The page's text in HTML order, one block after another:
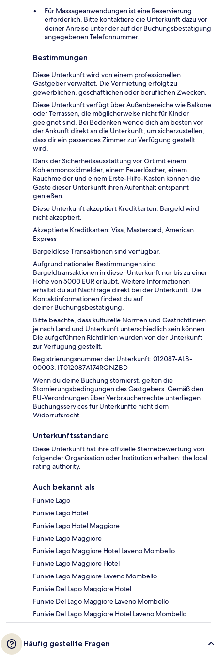
Für Massageanwendungen ist eine Reservierung
erforderlich. Bitte kontaktiere die Unterkunft dazu vor
deiner Anreise unter der auf der Buchungsbestätigung
angegebenen Telefonnummer.
Bestimmungen
Diese Unterkunft wird von einem professionellen
Gastgeber verwaltet. Die Vermietung erfolgt zu
gewerblichen, geschäftlichen oder beruflichen Zwecken.
Diese Unterkunft verfügt über Außenbereiche wie Balkone
oder Terrassen, die möglicherweise nicht für Kinder
geeignet sind. Bei Bedenken wende dich am besten vor
der Ankunft direkt an die Unterkunft, um sicherzustellen,
dass dir ein passendes Zimmer zur Verfügung gestellt
wird.
Dank der Sicherheitsausstattung vor Ort mit einem
Kohlenmonoxidmelder, einem Feuerlöscher, einem
Rauchmelder und einem Erste-Hilfe-Kasten können die
Gäste dieser Unterkunft ihren Aufenthalt entspannt
genießen.
Diese Unterkunft akzeptiert Kreditkarten. Bargeld wird
nicht akzeptiert.
Akzeptierte Kreditkarten: Visa, Mastercard, American
Express
Bargeldlose Transaktionen sind verfügbar.
Aufgrund nationaler Bestimmungen sind
Bargeldtransaktionen in dieser Unterkunft nur bis zu einer
Höhe von 5000 EUR erlaubt. Weitere Informationen
erhältst du auf Nachfrage direkt bei der Unterkunft. Die
Kontaktinformationen findest du auf
deiner Buchungsbestätigung.
Bitte beachte, dass kulturelle Normen und Gastrichtlinien
je nach Land und Unterkunft unterschiedlich sein können.
Die aufgeführten Richtlinien wurden von der Unterkunft
zur Verfügung gestellt.
Registrierungsnummer der Unterkunft: 012087-ALB-
00003, IT012087A174RQNZBD
Wenn du deine Buchung stornierst, gelten die
Stornierungsbedingungen des Gastgebers. Gemäß den
EU-Verordnungen über Verbraucherrechte unterliegen
Buchungsservices für Unterkünfte nicht dem
Widerrufsrecht.
Unterkunftsstandard
Diese Unterkunft hat ihre offizielle Sternebewertung von
folgender Organisation oder Institution erhalten: the local
rating authority.
Auch bekannt als
Funivie Lago
Funivie Lago Hotel
Funivie Lago Hotel Maggiore
Funivie Lago Maggiore
Funivie Lago Maggiore Hotel Laveno Mombello
Funivie Lago Maggiore Hotel
Funivie Lago Maggiore Laveno Mombello
Funivie Del Lago Maggiore Hotel
Funivie Del Lago Maggiore Laveno Mombello
Funivie Del Lago Maggiore Hotel Laveno Mombello
Häufig gestellte Fragen